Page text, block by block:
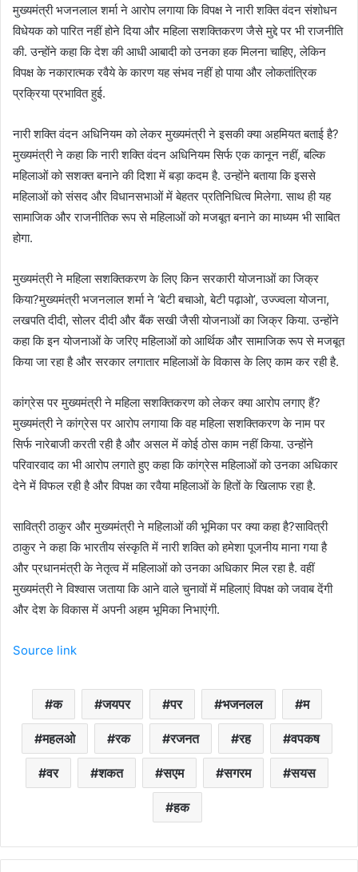
मुख्यमंत्री भजनलाल शर्मा ने आरोप लगाया कि विपक्ष ने नारी शक्ति वंदन संशोधन
विधेयक को पारित नहीं होने दिया और महिला सशक्तिकरण जैसे मुद्दे पर भी राजनीति
की. उन्होंने कहा कि देश की आधी आबादी को उनका हक मिलना चाहिए, लेकिन
विपक्ष के नकारात्मक रवैये के कारण यह संभव नहीं हो पाया और लोकतांत्रिक
प्रक्रिया प्रभावित हुई.
नारी शक्ति वंदन अधिनियम को लेकर मुख्यमंत्री ने इसकी क्या अहमियत बताई है?
मुख्यमंत्री ने कहा कि नारी शक्ति वंदन अधिनियम सिर्फ एक कानून नहीं, बल्कि
महिलाओं को सशक्त बनाने की दिशा में बड़ा कदम है. उन्होंने बताया कि इससे
महिलाओं को संसद और विधानसभाओं में बेहतर प्रतिनिधित्व मिलेगा. साथ ही यह
सामाजिक और राजनीतिक रूप से महिलाओं को मजबूत बनाने का माध्यम भी साबित
होगा.
मुख्यमंत्री ने महिला सशक्तिकरण के लिए किन सरकारी योजनाओं का जिक्र
किया?मुख्यमंत्री भजनलाल शर्मा ने ‘बेटी बचाओ, बेटी पढ़ाओ’, उज्ज्वला योजना,
लखपति दीदी, सोलर दीदी और बैंक सखी जैसी योजनाओं का जिक्र किया. उन्होंने
कहा कि इन योजनाओं के जरिए महिलाओं को आर्थिक और सामाजिक रूप से मजबूत
किया जा रहा है और सरकार लगातार महिलाओं के विकास के लिए काम कर रही है.
कांग्रेस पर मुख्यमंत्री ने महिला सशक्तिकरण को लेकर क्या आरोप लगाए हैं?
मुख्यमंत्री ने कांग्रेस पर आरोप लगाया कि वह महिला सशक्तिकरण के नाम पर
सिर्फ नारेबाजी करती रही है और असल में कोई ठोस काम नहीं किया. उन्होंने
परिवारवाद का भी आरोप लगाते हुए कहा कि कांग्रेस महिलाओं को उनका अधिकार
देने में विफल रही है और विपक्ष का रवैया महिलाओं के हितों के खिलाफ रहा है.
सावित्री ठाकुर और मुख्यमंत्री ने महिलाओं की भूमिका पर क्या कहा है?सावित्री
ठाकुर ने कहा कि भारतीय संस्कृति में नारी शक्ति को हमेशा पूजनीय माना गया है
और प्रधानमंत्री के नेतृत्व में महिलाओं को उनका अधिकार मिल रहा है. वहीं
मुख्यमंत्री ने विश्वास जताया कि आने वाले चुनावों में महिलाएं विपक्ष को जवाब देंगी
और देश के विकास में अपनी अहम भूमिका निभाएंगी.
Source link
क जयपर पर भजनलल म
महलओ रक रजनत रह वपकष
वर शकत सएम सगरम सयस
हक